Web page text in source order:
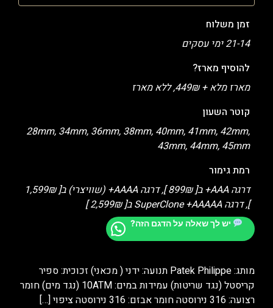
זמן משלוח
21-14 ימי עסקים
להוסיף מארז?
מארז מלא + 449₪, ללא מארז
קוטר השעון
28mm, 34mm, 36mm, 38mm, 40mm, 41mm, 42mm,
43mm, 44mm, 45mm
רמת גימור
דרגה AAA+ ב[ 899₪ ], דרגה AAAA+ (שוויצרי) ב[ 1,599₪
], דרגה SuperClone +AAAAA ב[ 2,599₪ ]
יש לך שאלה על הדגם הזה?
מותג: Patek Philippe תנועה: ידני ( מכאני) זכוכית: ספיר
קריסטל (נגד שריטות) עמידות במים: 10ATM (נגד מים) חומר
רצועה: 316 נירוסטה חומר אבזם: 316 נירוסטה ציפוי
[…]